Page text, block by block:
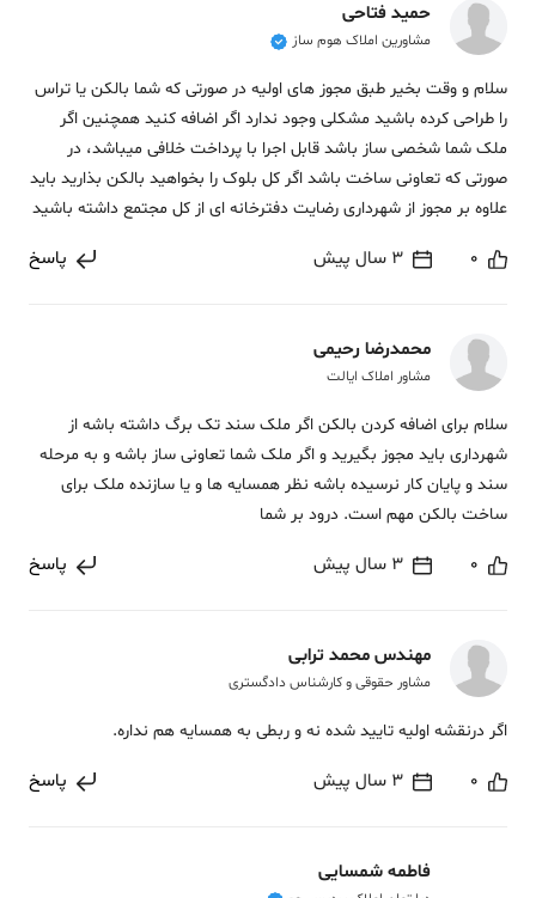
حمید فتاحی
مشاورین املاک هوم ساز
سلام و وقت بخیر طبق مجوز های اولیه در صورتی که شما بالکن یا تراس
را طراحی کرده باشید مشکلی وجود ندارد اگر اضافه کنید همچنین اگر
ملک شما شخصی ساز باشد قابل اجرا با پرداخت خلافی میباشد، در
صورتی که تعاونی ساخت باشد اگر کل بلوک را بخواهید بالکن بذارید باید
علاوه بر مجوز از شهرداری رضایت دفترخانه ای از کل مجتمع داشته باشید
0 3 سال پیش پاسخ
محمدرضا رحیمی
مشاور املاک ایالت
سلام برای اضافه کردن بالکن اگر ملک سند تک برگ داشته باشه از
شهرداری باید مجوز بگیرید و اگر ملک شما تعاونی ساز باشه و به مرحله
سند و پایان کار نرسیده باشه نظر همسایه ها و یا سازنده ملک برای
ساخت بالکن مهم است. درود بر شما
0 3 سال پیش پاسخ
مهندس محمد ترابی
مشاور حقوقی و کارشناس دادگستری
اگر درنقشه اولیه تایید شده نه و ربطی به همسایه هم نداره.
0 3 سال پیش پاسخ
فاطمه شمسایی